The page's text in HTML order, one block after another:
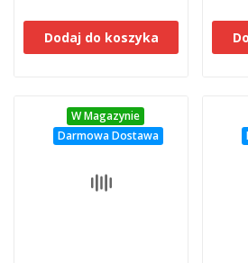
Dodaj do koszyka
W Magazynie
Darmowa Dostawa